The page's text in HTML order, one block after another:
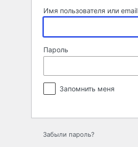
Имя пользователя или email
Пароль
Запомнить меня
Забыли пароль?